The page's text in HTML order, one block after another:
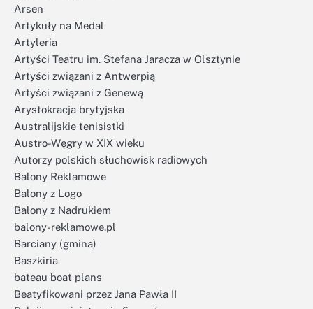
Arsen
Artykuły na Medal
Artyleria
Artyści Teatru im. Stefana Jaracza w Olsztynie
Artyści związani z Antwerpią
Artyści związani z Genewą
Arystokracja brytyjska
Australijskie tenisistki
Austro-Węgry w XIX wieku
Autorzy polskich słuchowisk radiowych
Balony Reklamowe
Balony z Logo
Balony z Nadrukiem
balony-reklamowe.pl
Barciany (gmina)
Baszkiria
bateau boat plans
Beatyfikowani przez Jana Pawła II